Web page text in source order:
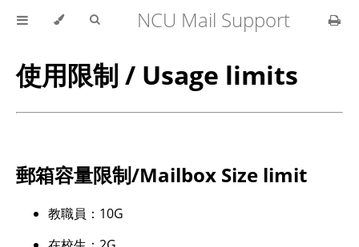
NCU Mail Support
使用限制 / Usage limits
郵箱容量限制/Mailbox Size limit
教職員：10G